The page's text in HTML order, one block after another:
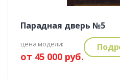
Парадная дверь №5
цена модели:
от 45 000 руб.